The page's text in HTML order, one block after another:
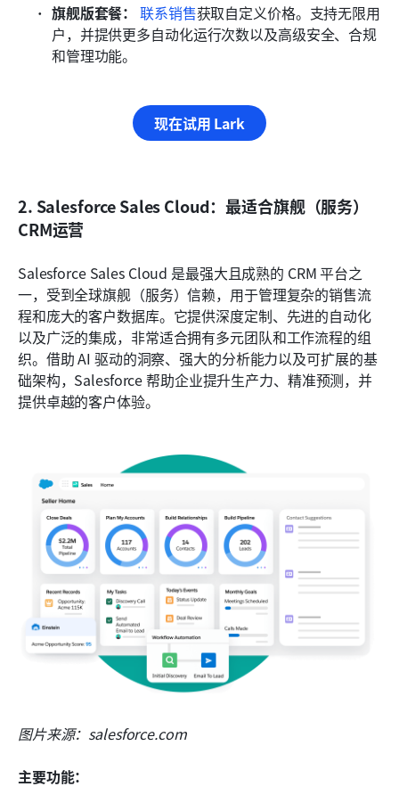
旗舰版套餐： 联系销售获取自定义价格。支持无限用
户，并提供更多自动化运行次数以及高级安全、合规
和管理功能。
现在试用 Lark
2. Salesforce Sales Cloud：最适合旗舰（服务）
CRM运营
Salesforce Sales Cloud 是最强大且成熟的 CRM 平台之
一，受到全球旗舰（服务）信赖，用于管理复杂的销售流
程和庞大的客户数据库。它提供深度定制、先进的自动化
以及广泛的集成，非常适合拥有多元团队和工作流程的组
织。借助 AI 驱动的洞察、强大的分析能力以及可扩展的基
础架构，Salesforce 帮助企业提升生产力、精准预测，并
提供卓越的客户体验。
图片来源：salesforce.com
主要功能：